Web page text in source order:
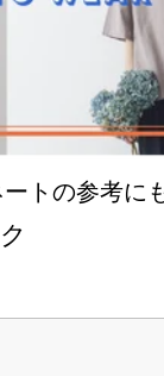
ートの参考に